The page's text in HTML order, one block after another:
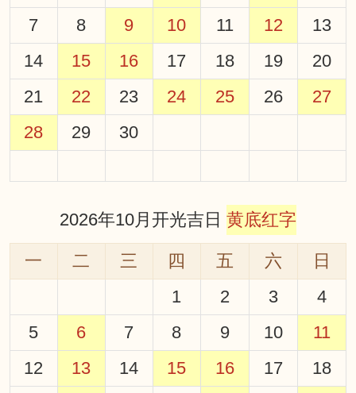
7
8 9 10 11 12
13
14
15 16 17 18 19
20
21
22 23 24 25 26
27
28
29 30
2026年10月开光吉日 黄底红字
一 二 三 四 五 六
日
1
2 3
4
5
6 7 8 9 10
11
12
13 14 15 16 17
18